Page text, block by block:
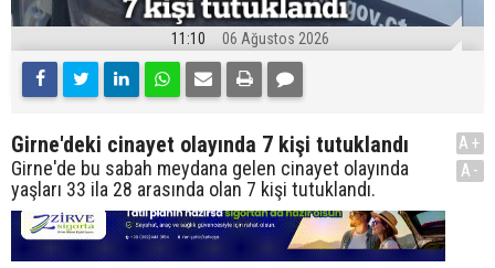
11:10 06 Ağustos 2026
Girne'deki cinayet olayında 7 kişi tutuklandı
Girne'de bu sabah meydana gelen cinayet olayında
yaşları 33 ila 28 arasında olan 7 kişi tutuklandı.
A+
A-